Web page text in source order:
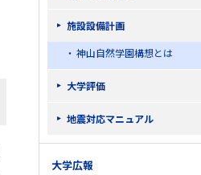
施設設備計画
神山自然学園構想とは
大学評価
地震対応マニュアル
大学広報